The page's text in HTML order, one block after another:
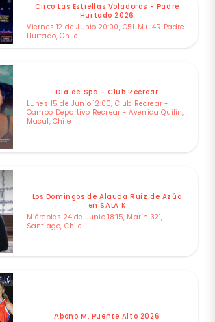
Circo Las Estrellas Voladoras - Padre
Hurtado 2026
Viernes 12 de Junio 20:00, C5HM+J4R Padre
Hurtado, Chile
Dia de Spa - Club Recrear
Lunes 15 de Junio 12:00, Club Recrear -
Campo Deportivo Recrear - Avenida Quilin,
Macul, Chile
Los Domingos de Alauda Ruiz de Azúa
en SALA K
Miércoles 24 de Junio 18:15, Marín 321,
Santiago, Chile
Abono M. Puente Alto 2026